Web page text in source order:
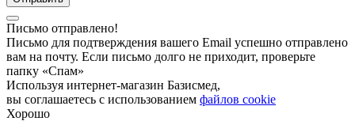
Письмо отправлено!
Письмо для подтверждения вашего Email успешно отправлено
вам на почту. Если письмо долго не приходит, проверьте
папку «Спам»
Используя интернет-магазин Базисмед,
вы соглашаетесь с использованием файлов cookie
Хорошо